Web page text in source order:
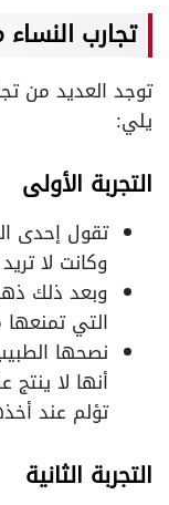
تجارب
توجد العديد من
يلي:
التجربة الأولى
تقول إحدى
وكانت لا
وبعد ذلك
التي
نصحها
أنها لا ينتج
تؤلم عند
التجربة الثانية